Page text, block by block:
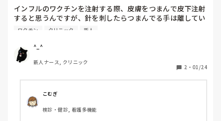
インフルのワクチンを注射する際、皮膚をつまんで皮下注射
すると思うんですが、針を刺したらつまんでる手は離してい
いですか？
か？
ワクチン クリニック 新人
^_^
新人ナース, クリニック
2 ・ 01/24
こむぎ
検診・健診, 看護多機能